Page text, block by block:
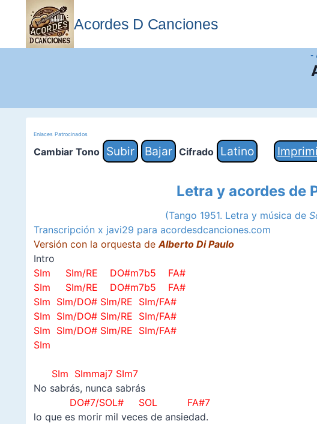
contenido
Acordes D Canciones
-
Enlaces Patrocinados
Cambiar Tono Subir Bajar Cifrado Latino
Letra y acordes de
(Tango 1951. Letra y música de
Transcripción x javi29 para acordesdcanciones.com
Versión con la orquesta de Alberto Di Paulo
Intro
SIm SIm/RE DO#m7b5 FA#
SIm SIm/RE DO#m7b5 FA#
SIm SIm/DO# SIm/RE SIm/FA#
SIm SIm/DO# SIm/RE SIm/FA#
SIm SIm/DO# SIm/RE SIm/FA#
SIm
SIm SImmaj7 SIm7
No sabrás, nunca sabrás
DO#7/SOL# SOL FA#7
lo que es morir mil veces de ansiedad.